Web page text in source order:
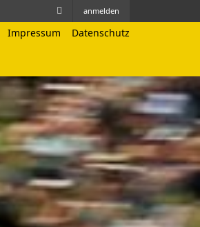
anmelden
Impressum Datenschutz